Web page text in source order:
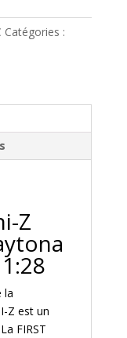
Catégories :
Z
la
Z est un
FIRST